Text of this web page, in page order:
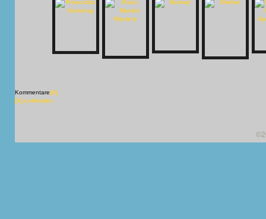
Kommentare[X]
[X] schließen